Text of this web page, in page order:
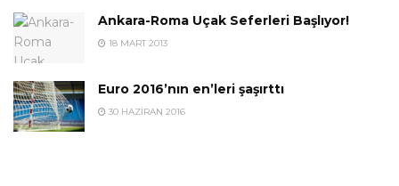
Ankara-Roma Uçak Seferleri Başlıyor!
18 MART 2013
Euro 2016’nın en’leri şaşırttı
30 HAZIRAN 2016